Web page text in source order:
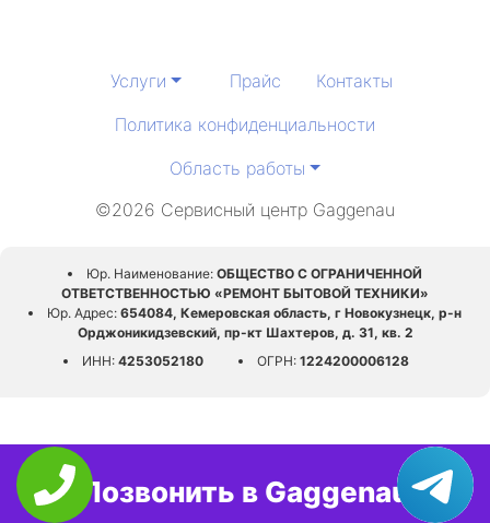
Услуги Прайс
Контакты
Политика конфиденциальности
Область работы
©2026 Сервисный центр Gaggenau
Юр. Наименование: ОБЩЕСТВО С ОГРАНИЧЕННОЙ
ОТВЕТСТВЕННОСТЬЮ «РЕМОНТ БЫТОВОЙ ТЕХНИКИ»
Юр. Адрес: 654084, Кемеровская область, г Новокузнецк, р-н
Орджоникидзевский, пр-кт Шахтеров, д. 31, кв. 2
ИНН: 4253052180 ОГРН: 1224200006128
Позвонить в Gaggenau